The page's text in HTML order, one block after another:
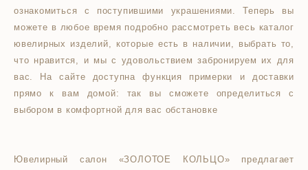
ознакомиться с поступившими украшениями. Теперь вы
можете в любое время подробно рассмотреть весь каталог
ювелирных изделий, которые есть в наличии, выбрать то,
что нравится, и мы с удовольствием забронируем их для
вас. На сайте доступна функция примерки и доставки
прямо к вам домой: так вы сможете определиться с
выбором в комфортной для вас обстановке
Ювелирный салон «ЗОЛОТОЕ КОЛЬЦО» предлагает